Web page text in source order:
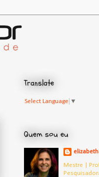
Translate
Select Language ▼
Quem sou eu
Mestre |